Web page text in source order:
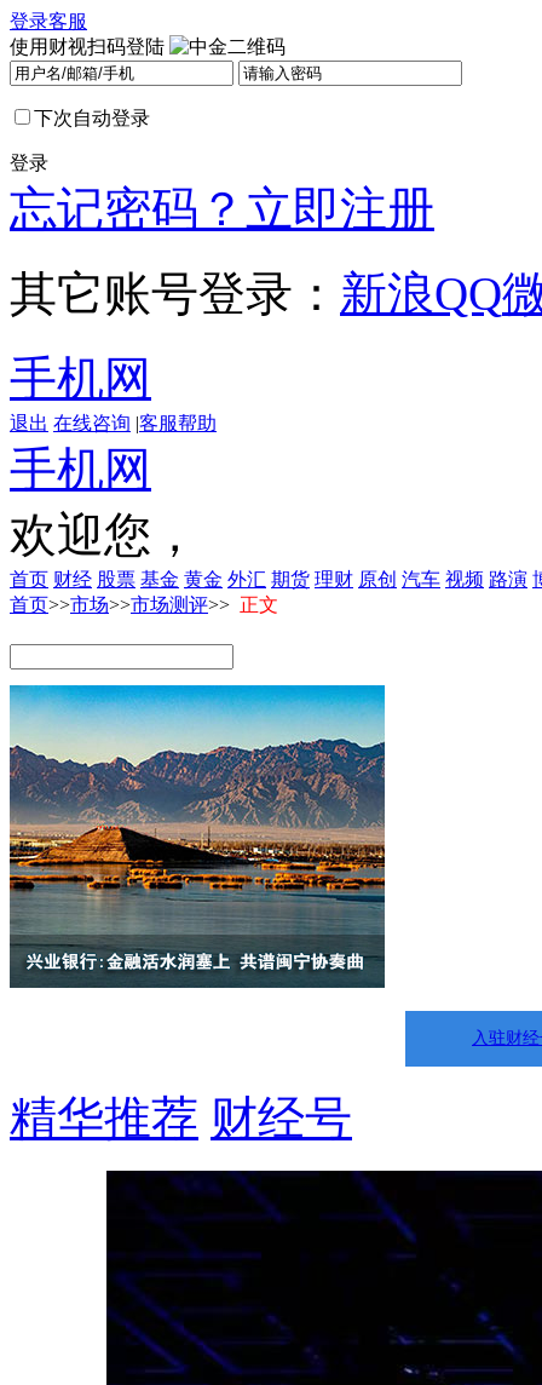
登录客服
使用财视扫码登陆
下次自动登录
登录
忘记密码？ 立即注册
其它账号登录： 新浪QQ
手机网
退出 在线咨询 |客服帮助
手机网
欢迎您，
首页 财经 股票 基金 黄金 外汇 期货 理财 原创 汽车 视频 路演
首页>>市场>>市场测评>> 正文
入驻财
精华推荐 财经号